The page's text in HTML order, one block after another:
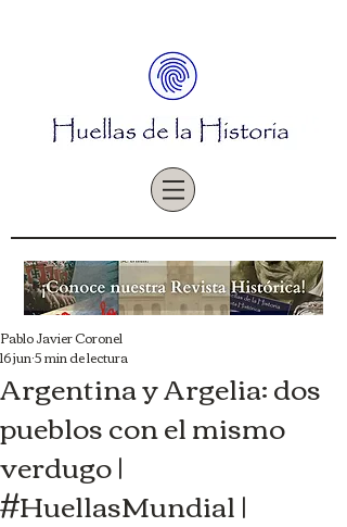
Argentina y Argelia: dos
pueblos con el mismo
verdugo |
#HuellasMundial |
Pablo Javier Coronel
16 jun5 min de lectura